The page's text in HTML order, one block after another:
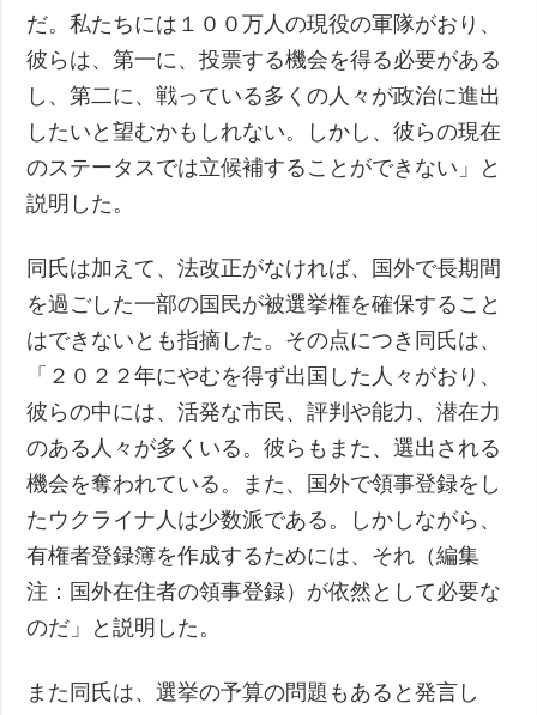
だ。私たちには１００万人の現役の軍隊がおり、
彼らは、第一に、投票する機会を得る必要がある
し、第二に、戦っている多くの人々が政治に進出
したいと望むかもしれない。しかし、彼らの現在
のステータスでは立候補することができない」と
説明した。
同氏は加えて、法改正がなければ、国外で長期間
を過ごした一部の国民が被選挙権を確保すること
はできないとも指摘した。その点につき同氏は、
「２０２２年にやむを得ず出国した人々がおり、
彼らの中には、活発な市民、評判や能力、潜在力
のある人々が多くいる。彼らもまた、選出される
機会を奪われている。また、国外で領事登録をし
たウクライナ人は少数派である。しかしながら、
有権者登録簿を作成するためには、それ（編集
注：国外在住者の領事登録）が依然として必要な
のだ」と説明した。
また同氏は、選挙の予算の問題もあると発言し